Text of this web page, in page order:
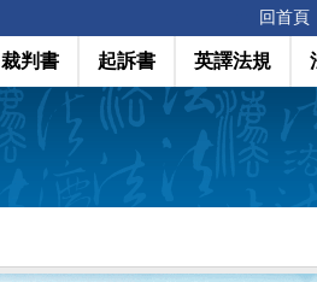
回首頁
裁判書 起訴書 英譯法規